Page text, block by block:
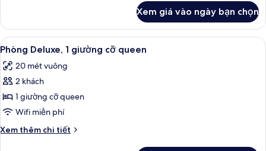
nhiều
giường
Phòng
dành
cho
đình,
nhiều
Xem giá vào ngày bạn chọn
Xem
tất
cả
ảnh
Phòng
Deluxe,
1
giường
Phòng Deluxe, 1 giường cỡ queen |
7
Phòng Deluxe, 1 giường cỡ queen
20 mét vuông
2 khách
1 giường cỡ queen
Wifi miễn phí
Xem thêm chi tiết
Chi